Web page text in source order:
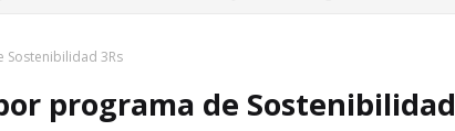
Sostenibilidad 3Rs
programa de Sostenibilidad